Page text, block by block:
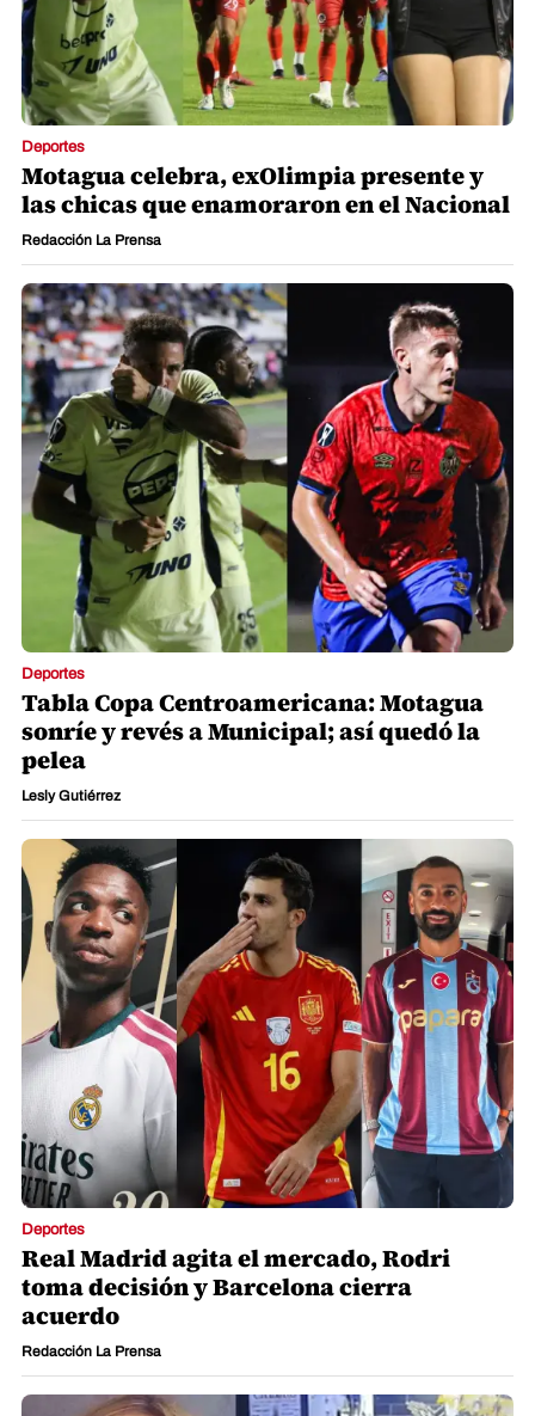
Deportes
Motagua celebra, exOlimpia presente y
las chicas que enamoraron en el Nacional
Redacción La Prensa
Deportes
Tabla Copa Centroamericana: Motagua
sonríe y revés a Municipal; así quedó la
pelea
Lesly Gutiérrez
Deportes
Real Madrid agita el mercado, Rodri
toma decisión y Barcelona cierra
acuerdo
Redacción La Prensa